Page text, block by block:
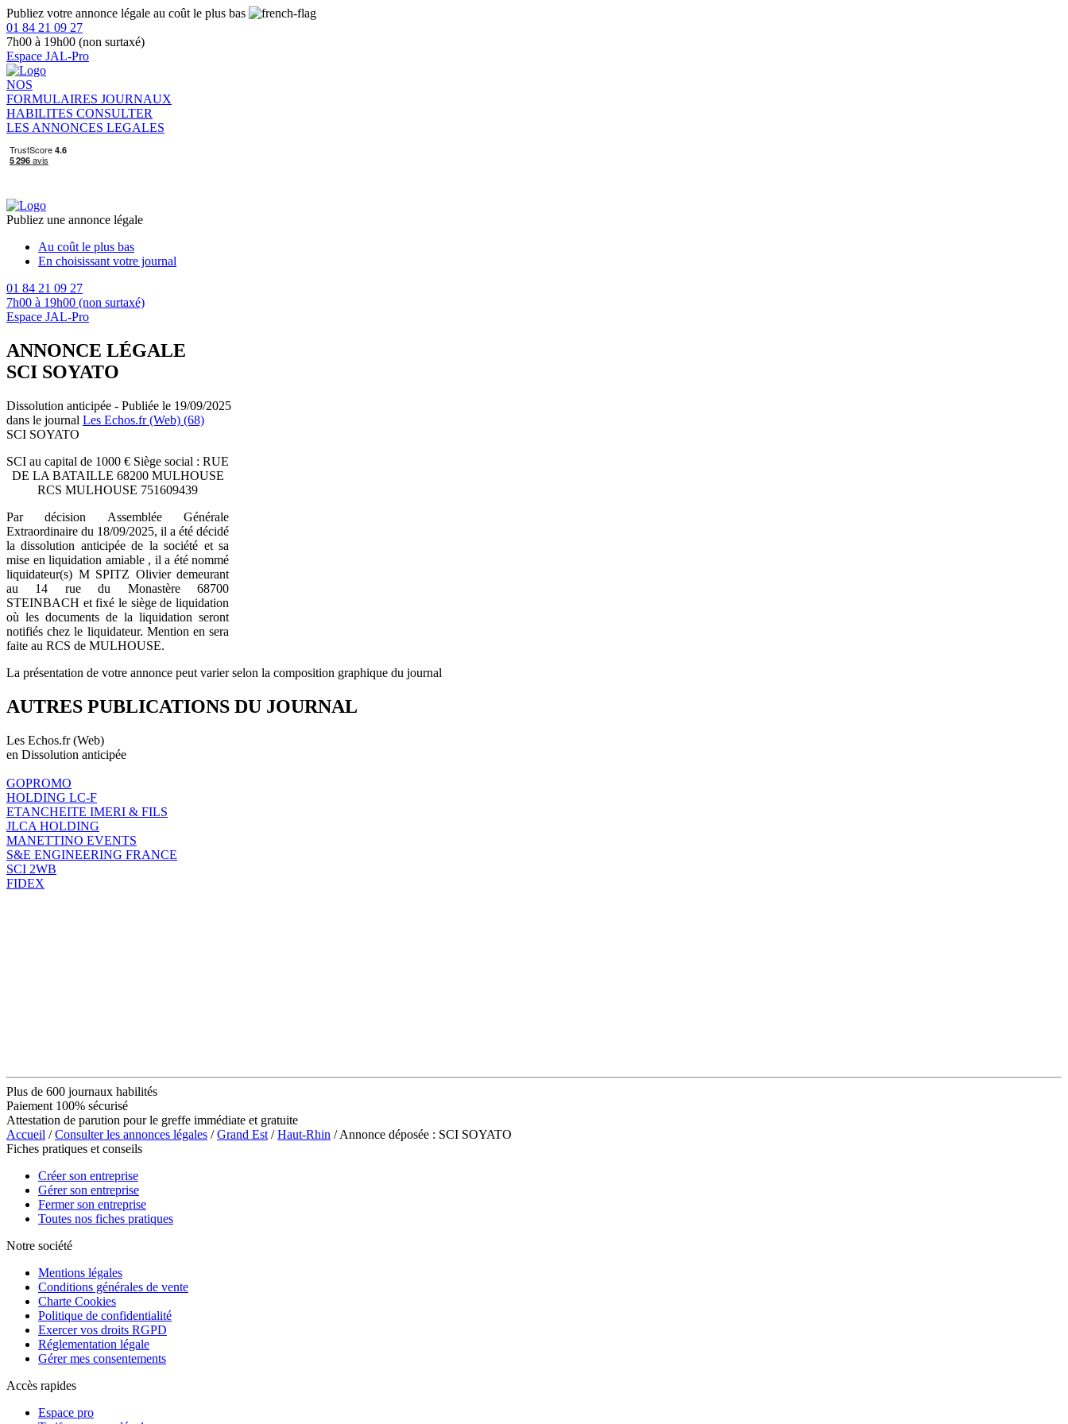
Publiez votre annonce légale au coût le plus bas
01 84 21 09 27
7h00 à 19h00 (non surtaxé)
Espace JAL-Pro
NOS
FORMULAIRES JOURNAUX
HABILITES CONSULTER
LES ANNONCES LEGALES
Publiez une annonce légale
Au coût le plus bas
En choisissant votre journal
01 84 21 09 27
7h00 à 19h00 (non surtaxé)
Espace JAL-Pro
ANNONCE LÉGALE
SCI SOYATO
Dissolution anticipée - Publiée le 19/09/2025
dans le journal Les Echos.fr (Web) (68)
SCI SOYATO
SCI au capital de 1000 € Siège social : RUE
DE LA BATAILLE 68200 MULHOUSE
RCS MULHOUSE 751609439
Par décision Assemblée Générale
Extraordinaire du 18/09/2025, il a été décidé
la dissolution anticipée de la société et sa
mise en liquidation amiable , il a été nommé
liquidateur(s) M SPITZ Olivier demeurant
au 14 rue du Monastère 68700
STEINBACH et fixé le siège de liquidation
où les documents de la liquidation seront
notifiés chez le liquidateur. Mention en sera
faite au RCS de MULHOUSE.
La présentation de votre annonce peut varier selon la composition graphique du journal
AUTRES PUBLICATIONS DU JOURNAL
Les Echos.fr (Web)
en Dissolution anticipée
GOPROMO
HOLDING LC-F
ETANCHEITE IMERI & FILS
JLCA HOLDING
MANETTINO EVENTS
S&E ENGINEERING FRANCE
SCI 2WB
FIDEX
Plus de 600 journaux habilités
Paiement 100% sécurisé
Attestation de parution pour le greffe immédiate et gratuite
Accueil /Consulter les annonces légales /Grand Est /Haut-Rhin / Annonce déposée : SCI SOYATO
Fiches pratiques et conseils
Créer son entreprise
Gérer son entreprise
Fermer son entreprise
Toutes nos fiches pratiques
Notre société
Mentions légales
Conditions générales de vente
Charte Cookies
Politique de confidentialité
Exercer vos droits RGPD
Réglementation légale
Gérer mes consentements
Accès rapides
Espace pro